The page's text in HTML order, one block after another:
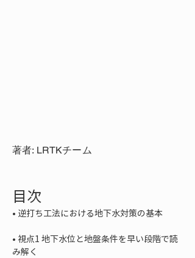
著者: LRTKチーム
目次
•
• 視点1 地下水位と地盤条件を早い段階で読